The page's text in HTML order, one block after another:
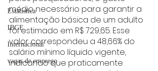
Estatística
IBGE
Internacional
vagas de emprego
médio necessário para garantir a
alimentação básica de um adulto
foi estimado em R$ 729,65. Esse
valor correspondeu a 48,66% do
salário mínimo líquido vigente,
indicando que praticamente